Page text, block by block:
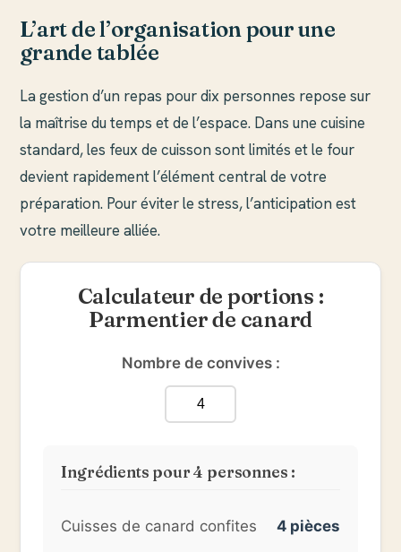
L’art de l’organisation pour une
grande tablée
La gestion d’un repas pour dix personnes repose sur
la maîtrise du temps et de l’espace. Dans une cuisine
standard, les feux de cuisson sont limités et le four
devient rapidement l’élément central de votre
préparation. Pour éviter le stress, l’anticipation est
votre meilleure alliée.
Calculateur de portions :
Parmentier de canard
Nombre de convives :
Ingrédients pour4 personnes :
Cuisses de canard confites
4 pièces